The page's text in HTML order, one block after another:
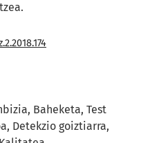
Baheketa Test
Detekzio goiztiarra